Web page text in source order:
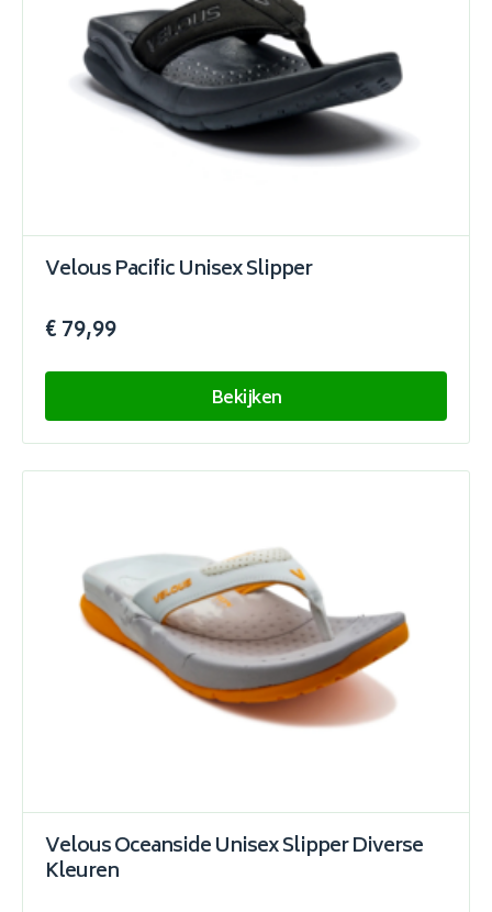
Velous Pacific Unisex Slipper
€ 79,99
Bekijken
Velous Oceanside Unisex Slipper Diverse
Kleuren